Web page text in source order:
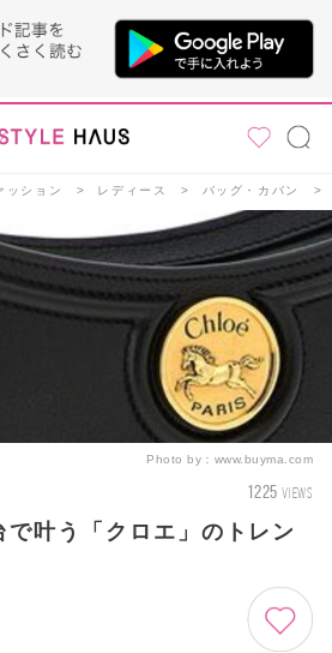
ッション レディース バッグ・カバン
Photo by： www.buyma.com
1225 VIEWS
叶う「クロエ」のトレン